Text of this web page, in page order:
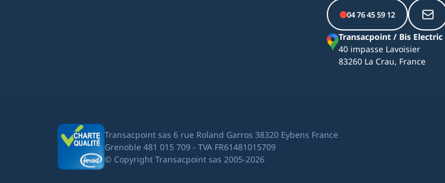
04 76 45 59 12
Transacpoint / Bis Electric
40 impasse Lavoisier
83260 La Crau, France
Transacpoint sas 6 rue Roland Garros 38320 Eybens France
Grenoble 481 015 709 - TVA FR61481015709
© Copyright Transacpoint sas 2005-2026